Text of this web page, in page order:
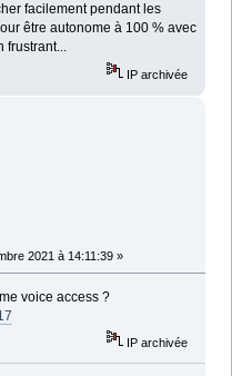
facilement pendant les
être autonome à 100 % avec
frustrant...
IP archivée
2021 à 14:11:39 »
voice access ?
IP archivée